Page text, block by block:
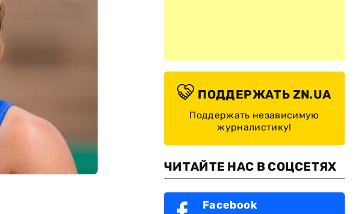
ПОДДЕРЖАТЬ ZN.UA
Поддержать независимую
журналистику!
ЧИТАЙТЕ НАС В СОЦСЕТЯХ
Facebook